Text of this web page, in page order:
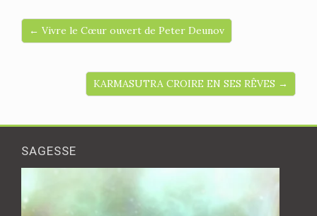
← Vivre le Cœur ouvert de Peter Deunov
KARMASUTRA CROIRE EN SES RÊVES →
SAGESSE